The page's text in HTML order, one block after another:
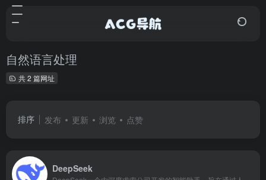
自然语言处理
共 2 篇网址
排序 发布 更新 浏览 点赞
DeepSeek